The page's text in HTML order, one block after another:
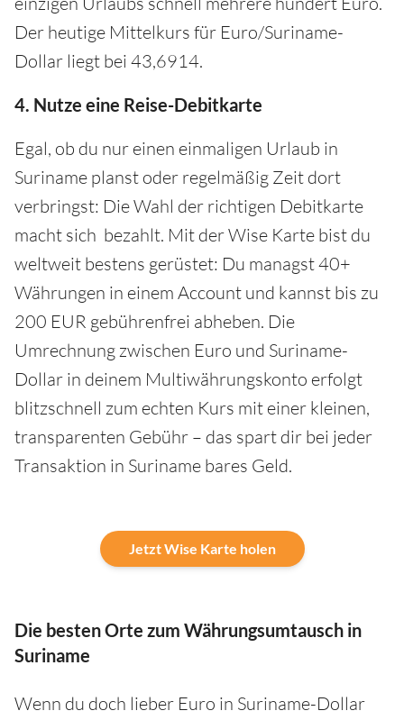
Der heutige Mittelkurs für Euro/Suriname-
Dollar liegt bei 43,6914.
4. Nutze eine Reise-Debitkarte
Egal, ob du nur einen einmaligen Urlaub in
Suriname planst oder regelmäßig Zeit dort
verbringst: Die Wahl der richtigen Debitkarte
macht sich bezahlt. Mit der Wise Karte bist du
weltweit bestens gerüstet: Du managst 40+
Währungen in einem Account und kannst bis zu
200 EUR gebührenfrei abheben. Die
Umrechnung zwischen Euro und Suriname-
Dollar in deinem Multiwährungskonto erfolgt
blitzschnell zum echten Kurs mit einer kleinen,
transparenten Gebühr – das spart dir bei jeder
Transaktion in Suriname bares Geld.
Jetzt Wise Karte holen
Die besten Orte zum Währungsumtausch in
Suriname
Wenn du doch lieber Euro in Suriname-Dollar